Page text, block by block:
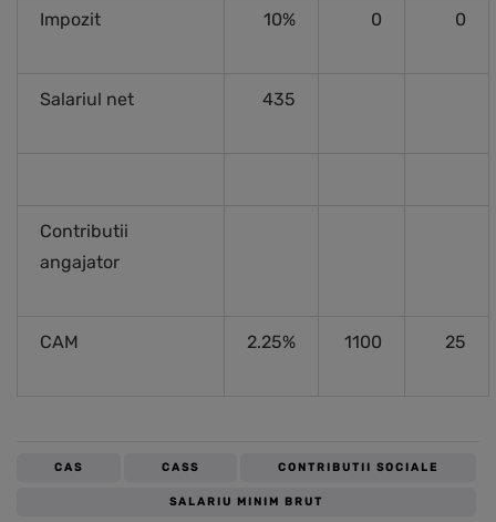
Impozit 10% 0 0
Salariul net 435
Contributii
angajator
CAM 2.25% 1100 25
CAS CASS CONTRIBUTII SOCIALE
SALARIU MINIM BRUT